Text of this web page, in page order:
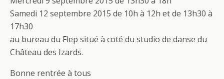
Samedi 12 septembre 2015 de 10h à 12h et de 13h30 à
17h30
au bureau du Flep situé à coté du studio de danse du
Château des Izards.
Bonne rentrée à tous